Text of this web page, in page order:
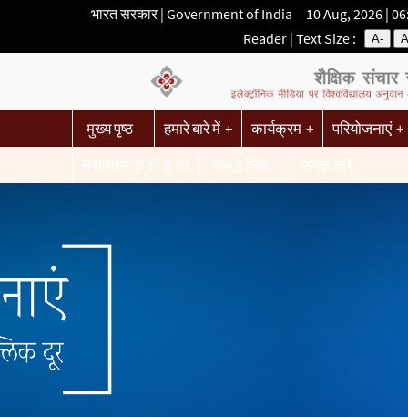
भारत सरकार | Government of India 10 Aug, 2026 |
Reader | Text Size : A- A
मुख्य पृष्ठ हमारे बारे में कार्यक्रम
परियोजनाएं